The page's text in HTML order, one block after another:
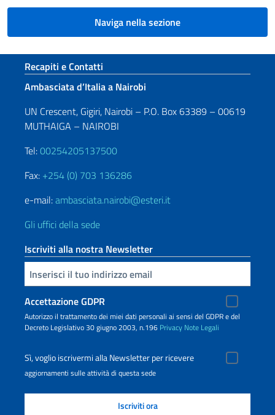
Naviga nella sezione
Sezione footer
Recapiti e Contatti
Ambasciata d’Italia a Nairobi
UN Crescent, Gigiri, Nairobi – P.O. Box 63389 – 00619
MUTHAIGA – NAIROBI
Tel:00254205137500
Fax: +254 (0) 703 136286
e-mail:ambasciata.nairobi@esteri.it
Gli uffici della sede
Iscriviti alla nostra Newsletter
Inserisci la tua email
Accettazione GDPR
Autorizzo il trattamento dei miei dati personali ai sensi del GDPR e del
Decreto Legislativo 30 giugno 2003, n.196 Privacy Note Legali
Sì, voglio iscrivermi alla Newsletter per ricevere
aggiornamenti sulle attività di questa sede